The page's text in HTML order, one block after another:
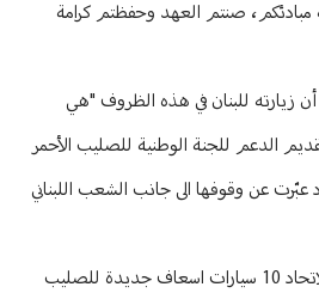
صنتم العهد وحفظتم كرامة
زيارته للبنان في هذه الظروف "هي
الدعم للجنة الوطنية للصليب الأحمر
عبّرت عن وقوفها الى جانب الشعب اللبناني
وأشار كاستيلانوس الى تقديم الاتحاد 10 سيارات اسعاف جديدة للصليب